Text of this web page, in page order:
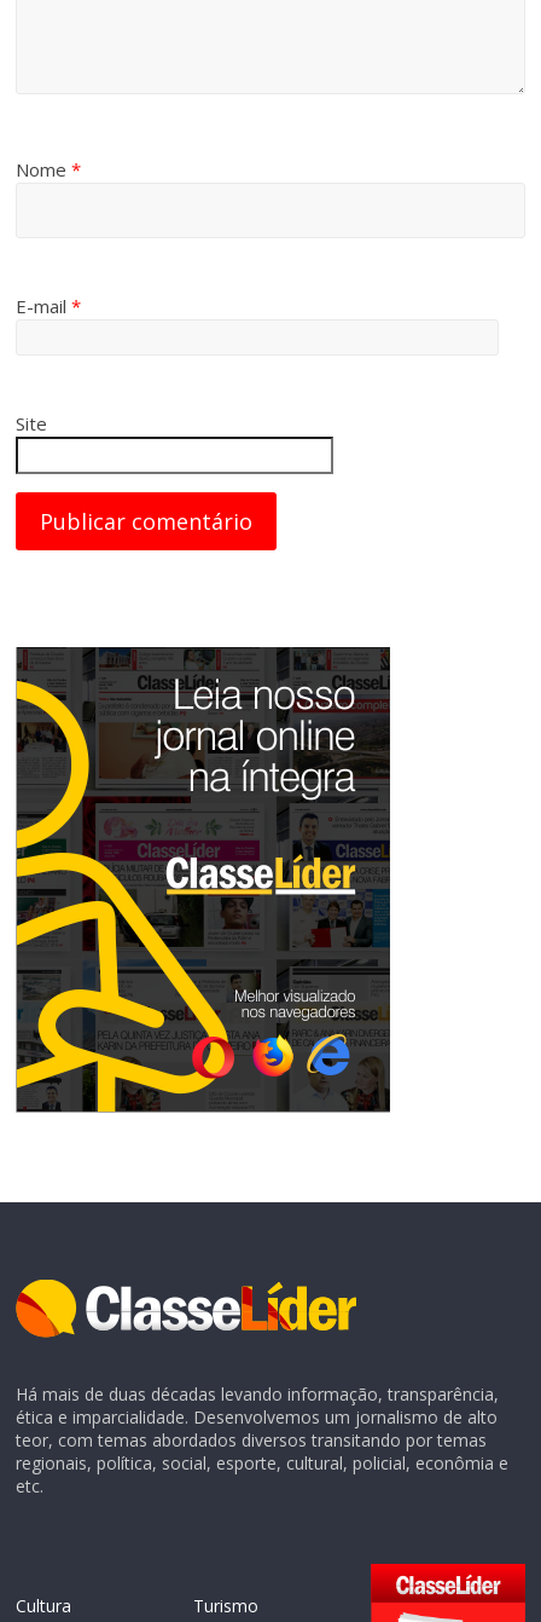
Nome*
E-mail*
Site
Há mais de duas décadas levando informação, transparência,
ética e imparcialidade. Desenvolvemos um jornalismo de alto
teor, com temas abordados diversos transitando por temas
regionais, política, social, esporte, cultural, policial, econômia e
etc.
Cultura Turismo